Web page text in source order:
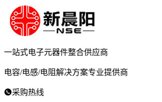
一站式电子元器件整合供应商
电容/电感/电阻解决方案专业提供商
采购热线